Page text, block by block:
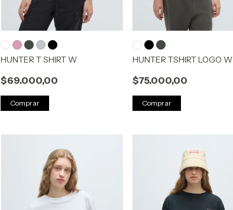
HUNTER T SHIRT W
$69.000,00
Comprar
HUNTER TSHIRT LOGO W
$75.000,00
Comprar